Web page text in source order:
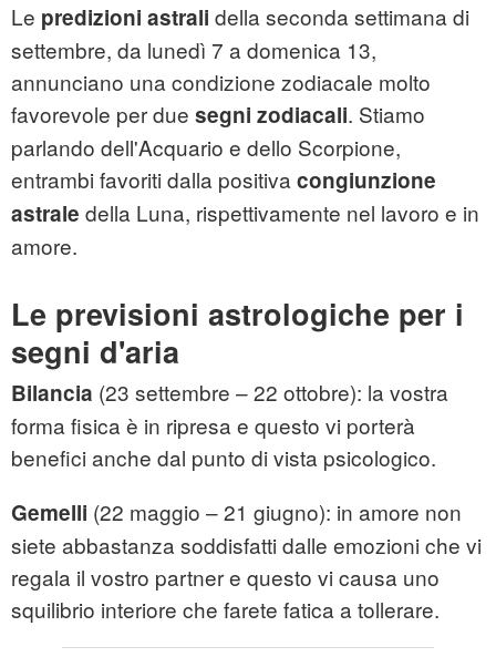
Le predizioni astrali della seconda settimana di
settembre, da lunedì 7 a domenica 13,
annunciano una condizione zodiacale molto
favorevole per due segni zodiacali. Stiamo
parlando dell'Acquario e dello Scorpione,
entrambi favoriti dalla positiva congiunzione
astrale della Luna, rispettivamente nel lavoro e in
amore.
Le previsioni astrologiche per i
segni d'aria
Bilancia (23 settembre – 22 ottobre): la vostra
forma fisica è in ripresa e questo vi porterà
benefici anche dal punto di vista psicologico.
Gemelli (22 maggio – 21 giugno): in amore non
siete abbastanza soddisfatti dalle emozioni che vi
regala il vostro partner e questo vi causa uno
squilibrio interiore che farete fatica a tollerare.